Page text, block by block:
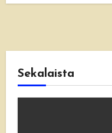
Sekalaista